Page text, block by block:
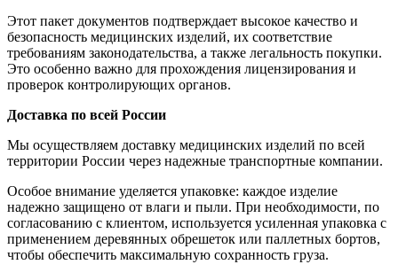
Этот пакет документов подтверждает высокое качество и
безопасность медицинских изделий, их соответствие
требованиям законодательства, а также легальность покупки.
Это особенно важно для прохождения лицензирования и
проверок контролирующих органов.
Доставка по всей России
Мы осуществляем доставку медицинских изделий по всей
территории России через надежные транспортные компании.
Особое внимание уделяется упаковке: каждое изделие
надежно защищено от влаги и пыли. При необходимости, по
согласованию с клиентом, используется усиленная упаковка с
применением деревянных обрешеток или паллетных бортов,
чтобы обеспечить максимальную сохранность груза.